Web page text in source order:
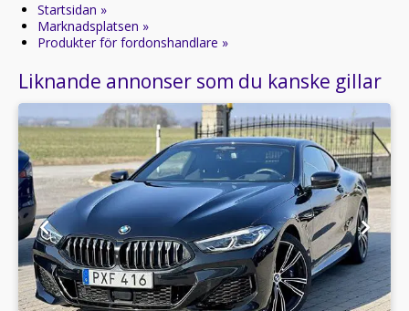
Startsidan »
Marknadsplatsen »
Produkter för fordonshandlare »
Liknande annonser som du kanske gillar